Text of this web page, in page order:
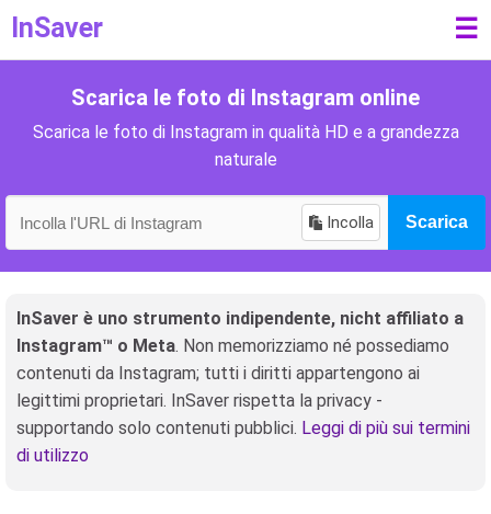
InSaver ☰
Scarica le foto di Instagram online
Scarica le foto di Instagram in qualità HD e a grandezza
naturale
Incolla Scarica
InSaver è uno strumento indipendente, nicht affiliato a
Instagram™ o Meta. Non memorizziamo né possediamo
contenuti da Instagram; tutti i diritti appartengono ai
legittimi proprietari. InSaver rispetta la privacy -
supportando solo contenuti pubblici. Leggi di più sui termini
di utilizzo